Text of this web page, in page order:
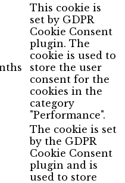
This cookie is
set by GDPR
Cookie Consent
plugin. The
cookie is used to
store the user
consent for the
cookies in the
category
"Performance".
The cookie is set
by the GDPR
Cookie Consent
plugin and is
used to store